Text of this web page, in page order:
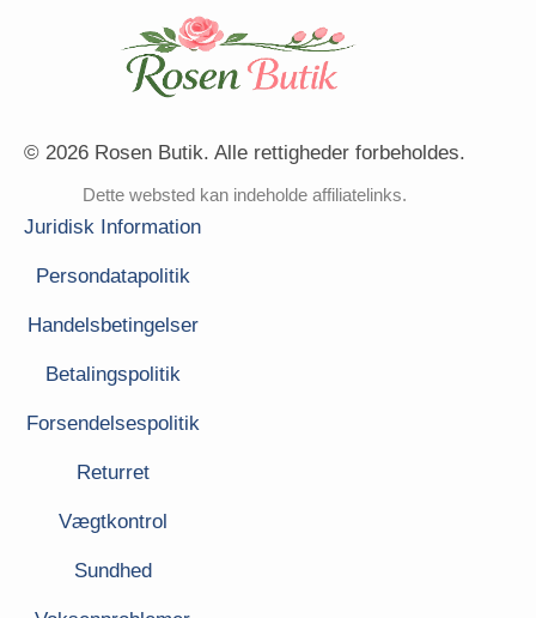
© 2026 Rosen Butik. Alle rettigheder forbeholdes.
Dette websted kan indeholde affiliatelinks.
Juridisk Information
Persondatapolitik
Handelsbetingelser
Betalingspolitik
Forsendelsespolitik
Returret
Vægtkontrol
Sundhed